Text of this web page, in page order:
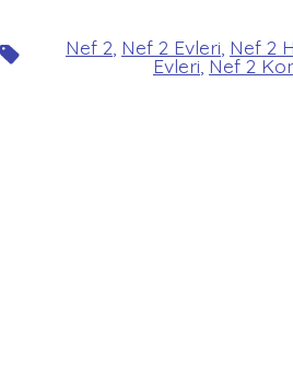
EtiketlerNef 2, Nef 2 Evleri, Nef 2
Evleri, Nef 2